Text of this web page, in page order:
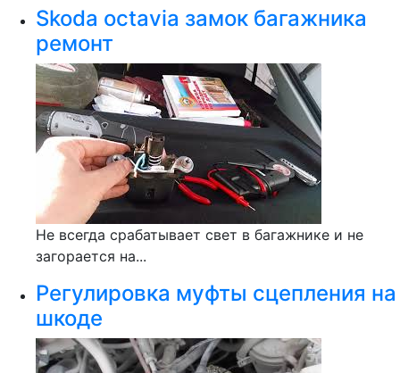
Skoda octavia замок багажника
ремонт
Не всегда срабатывает свет в багажнике и не
загорается на...
Регулировка муфты сцепления на
шкоде